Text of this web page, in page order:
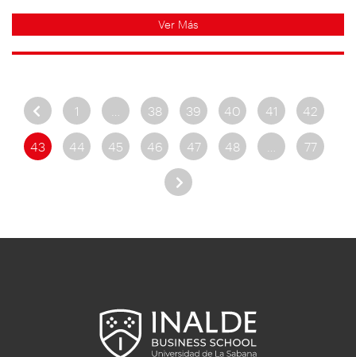
Ver Más
1 38 39 40 41 42
43 44 45 46 47 48 77